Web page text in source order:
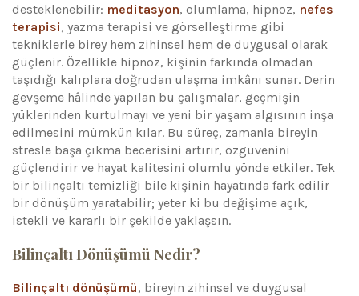
desteklenebilir: meditasyon, olumlama, hipnoz, nefes
terapisi, yazma terapisi ve görselleştirme gibi
tekniklerle birey hem zihinsel hem de duygusal olarak
güçlenir. Özellikle hipnoz, kişinin farkında olmadan
taşıdığı kalıplara doğrudan ulaşma imkânı sunar. Derin
gevşeme hâlinde yapılan bu çalışmalar, geçmişin
yüklerinden kurtulmayı ve yeni bir yaşam algısının inşa
edilmesini mümkün kılar. Bu süreç, zamanla bireyin
stresle başa çıkma becerisini artırır, özgüvenini
güçlendirir ve hayat kalitesini olumlu yönde etkiler. Tek
bir bilinçaltı temizliği bile kişinin hayatında fark edilir
bir dönüşüm yaratabilir; yeter ki bu değişime açık,
istekli ve kararlı bir şekilde yaklaşsın.
Bilinçaltı Dönüşümü Nedir?
Bilinçaltı dönüşümü, bireyin zihinsel ve duygusal